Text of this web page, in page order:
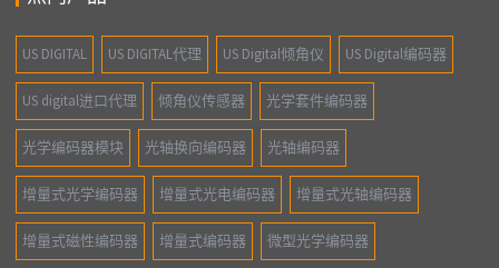
US DIGITAL US DIGITAL代理 US Digital倾角仪 US Digital编码器
US digital进口代理 倾角仪传感器 光学套件编码器
光学编码器模块 光轴换向编码器 光轴编码器
增量式光学编码器 增量式光电编码器 增量式光轴编码器
增量式磁性编码器 增量式编码器 微型光学编码器